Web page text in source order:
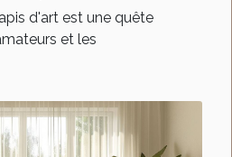
d'art est une quête
et les